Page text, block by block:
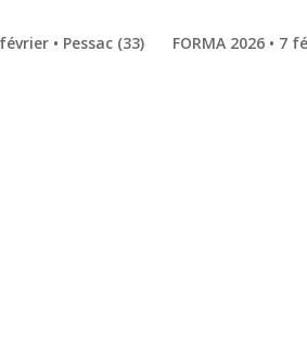
• Pessac (33) FORMA 2026 • 7